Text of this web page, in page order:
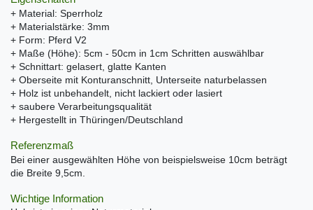
+ Material: Sperrholz
+ Materialstärke: 3mm
+ Form: Pferd V2
+ Maße (Höhe): 5cm - 50cm in 1cm Schritten auswählbar
+ Schnittart: gelasert, glatte Kanten
+ Oberseite mit Konturanschnitt, Unterseite naturbelassen
+ Holz ist unbehandelt, nicht lackiert oder lasiert
+ saubere Verarbeitungsqualität
+ Hergestellt in Thüringen/Deutschland
Referenzmaß
Bei einer ausgewählten Höhe von beispielsweise 10cm beträgt
die Breite 9,5cm.
Wichtige Information